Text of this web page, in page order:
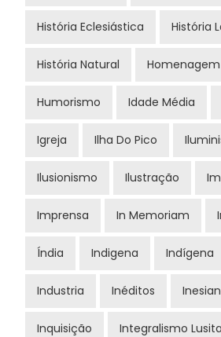
História Eclesiástica História
História Natural Homenagem
Humorismo Idade Média
Igreja Ilha Do Pico
Ilusionismo Ilustração
Imprensa In Memoriam
Índia Indigena Indígena
Industria Inéditos
Inquisição Integralismo